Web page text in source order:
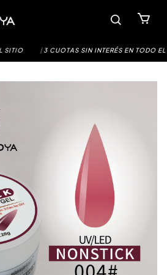
|3 CUOTAS SIN INTERÉS EN TODO EL SITIO